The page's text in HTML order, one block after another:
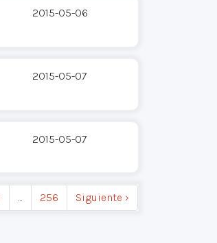
2015-05-06
2015-05-07
2015-05-07
… 256 Siguiente ›